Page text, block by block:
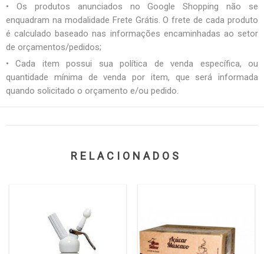
• Os produtos anunciados no Google Shopping não se
enquadram na modalidade Frete Grátis. O frete de cada produto
é calculado baseado nas informações encaminhadas ao setor
de orçamentos/pedidos;
• Cada item possui sua política de venda específica, ou
quantidade mínima de venda por item, que será informada
quando solicitado o orçamento e/ou pedido.
RELACIONADOS